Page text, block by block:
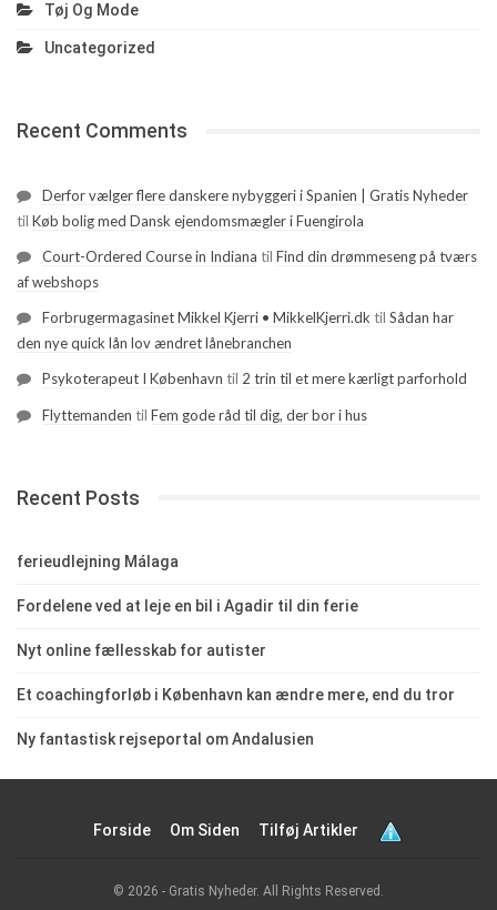
Tøj Og Mode
Uncategorized
Recent Comments
Derfor vælger flere danskere nybyggeri i Spanien | Gratis Nyheder
til Køb bolig med Dansk ejendomsmægler i Fuengirola
Court-Ordered Course in Indiana til Find din drømmeseng på tværs
af webshops
Forbrugermagasinet Mikkel Kjerri • MikkelKjerri.dk til Sådan har
den nye quick lån lov ændret lånebranchen
Psykoterapeut I København til 2 trin til et mere kærligt parforhold
Flyttemanden til Fem gode råd til dig, der bor i hus
Recent Posts
ferieudlejning Málaga
Fordelene ved at leje en bil i Agadir til din ferie
Nyt online fællesskab for autister
Et coachingforløb i København kan ændre mere, end du tror
Ny fantastisk rejseportal om Andalusien
Forside Om Siden Tilføj Artikler
© 2026 - Gratis Nyheder. All Rights Reserved.